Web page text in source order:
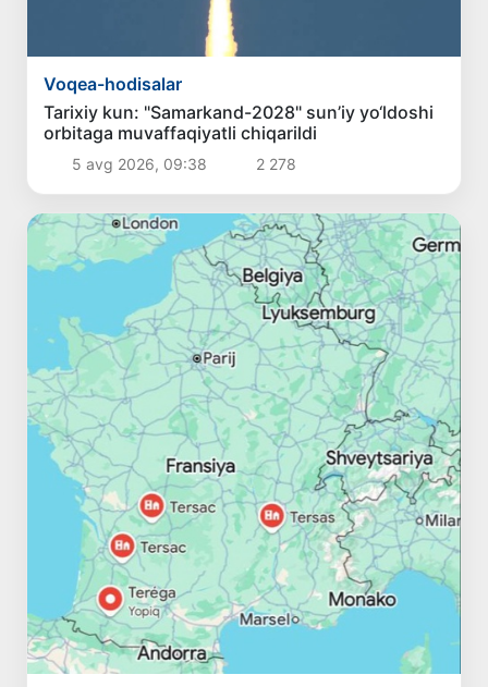
Voqea-hodisalar
Tarixiy kun: "Samarkand-2028" sun’iy yo‘ldoshi
orbitaga muvaffaqiyatli chiqarildi
5 avg 2026, 09:38 2 278